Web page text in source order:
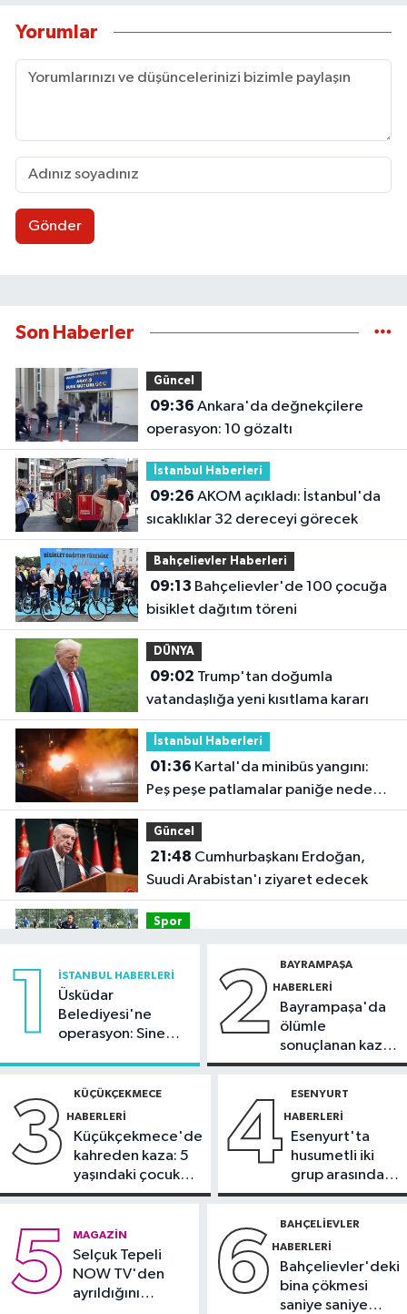
Yorumlar
Gönder
Son Haberler
Güncel
09:36
operasyon: 10 gözaltı
İstanbul Haberleri
09:26
sıcaklıklar 32 dereceyi görecek
Bahçelievler Haberleri
09:13
bisiklet dağıtım töreni
DÜNYA
09:02
vatandaşlığa yeni kısıtlama kararı
İstanbul Haberleri
01:36
Peş peşe patlamalar paniğe neden
oldu
Güncel
21:48
Suudi Arabistan'ı ziyaret edecek
Spor
hazırlık maçında FOMGET'i 3-1
mağlup etti
21:38
ve oğlunun heykeli bulundu
Kültür Sanat
başlıyor
1 İSTANBUL HABERLERI
Üsküdar
Belediyesi'ne
operasyon: Sinem
2 BAYRAMPAŞA
HABERLERI
Bayrampaşa'da
ölümle
sonuçlanan kaza:
Sürücü
3 KÜÇÜKÇEKMECE
HABERLERI
Küçükçekmece'de
kahreden kaza: 5
yaşındaki çocuk
yoğun bakımda
4 ESENYURT
HABERLERI
Esenyurt'ta
husumetli iki
grup arasında
silahlı kavga
5 MAGAZIN
Selçuk Tepeli
NOW TV'den
ayrıldığını
6 BAHÇELIEVLER
HABERLERI
Bahçelievler'deki
bina çökmesi
saniye saniye